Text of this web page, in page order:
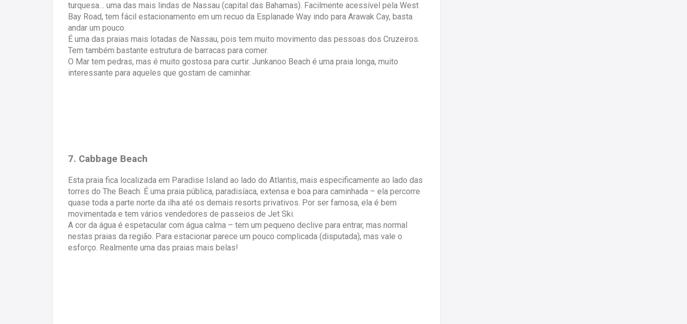
turquesa… uma das mais lindas de Nassau (capital das Bahamas). Facilmente acessível pela West
Bay Road, tem fácil estacionamento em um recuo da Esplanade Way indo para Arawak Cay, basta
andar um pouco.
É uma das praias mais lotadas de Nassau, pois tem muito movimento das pessoas dos Cruzeiros.
Tem também bastante estrutura de barracas para comer.
O Mar tem pedras, mas é muito gostosa para curtir. Junkanoo Beach é uma praia longa, muito
interessante para aqueles que gostam de caminhar.
7. Cabbage Beach
Esta praia fica localizada em Paradise Island ao lado do Atlantis, mais especificamente ao lado das
torres do The Beach. É uma praia pública, paradisíaca, extensa e boa para caminhada – ela percorre
quase toda a parte norte da ilha até os demais resorts privativos. Por ser famosa, ela é bem
movimentada e tem vários vendedores de passeios de Jet Ski.
A cor da água é espetacular com água calma – tem um pequeno declive para entrar, mas normal
nestas praias da região. Para estacionar parece um pouco complicada (disputada), mas vale o
esforço. Realmente uma das praias mais belas!